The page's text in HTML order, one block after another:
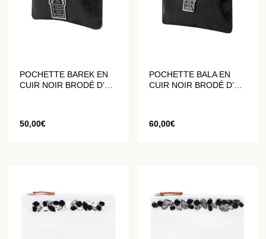
POCHETTE BAREK EN
CUIR NOIR BRODÉ D’UN
50,00€
POCHETTE BALA EN
CUIR NOIR BRODÉ D’UN
60,00€